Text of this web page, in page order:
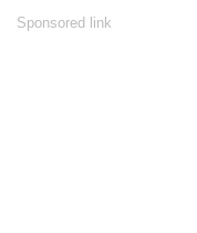
Sponsored link